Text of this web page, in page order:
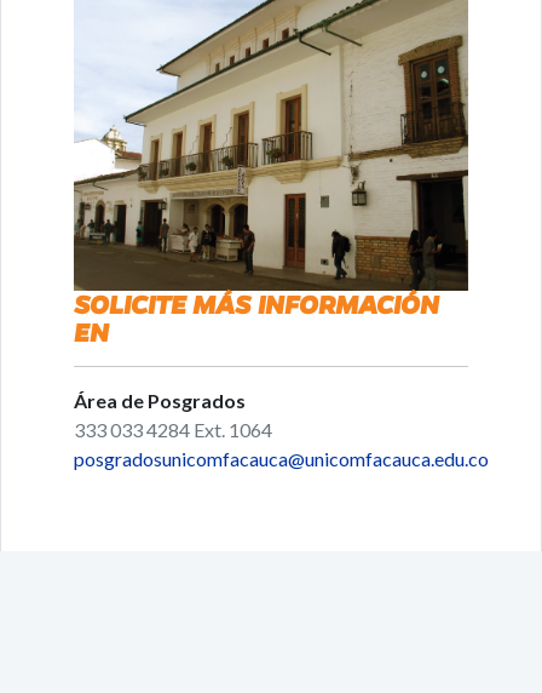
SOLICITE MÁS INFORMACIÓN
EN
Área de Posgrados
333 033 4284 Ext. 1064
posgradosunicomfacauca@unicomfacauca.edu.co